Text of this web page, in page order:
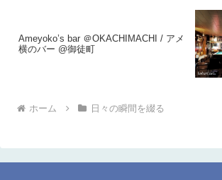
Ameyoko’s bar ＠OKACHIMACHI / アメ
横のバー @御徒町
ホーム 日々の瞬間を綴る